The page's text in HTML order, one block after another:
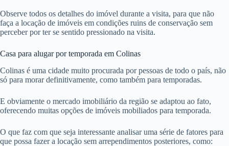
Observe todos os detalhes do imóvel durante a visita, para que não
faça a locação de imóveis em condições ruins de conservação sem
perceber por ter se sentido pressionado na visita.
Casa para alugar por temporada em Colinas
Colinas é uma cidade muito procurada por pessoas de todo o país, não
só para morar definitivamente, como também para temporadas.
E obviamente o mercado imobiliário da região se adaptou ao fato,
oferecendo muitas opções de imóveis mobiliados para temporada.
O que faz com que seja interessante analisar uma série de fatores para
que possa fazer a locação sem arrependimentos posteriores, como: